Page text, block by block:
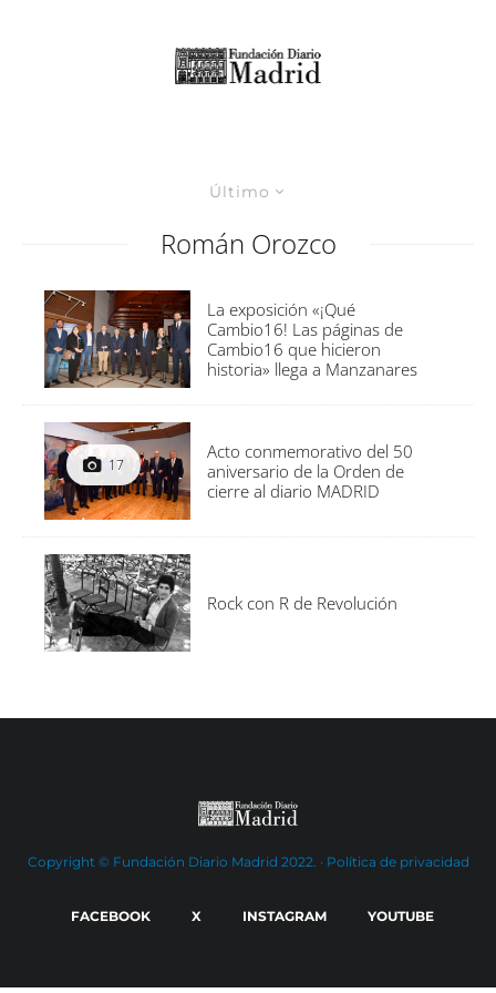
Último
Román Orozco
La exposición «¡Qué
Cambio16! Las páginas de
Cambio16 que hicieron
historia» llega a Manzanares
17
Acto conmemorativo del 50
aniversario de la Orden de
cierre al diario MADRID
Rock con R de Revolución
Copyright © Fundación Diario Madrid 2022. · Política de privacidad
FACEBOOK X INSTAGRAM YOUTUBE